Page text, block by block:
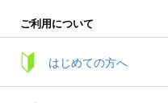
ご利用について
はじめての方へ